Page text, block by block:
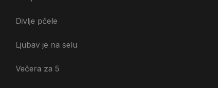
Divlje pčele
Ljubav je na selu
Večera za 5